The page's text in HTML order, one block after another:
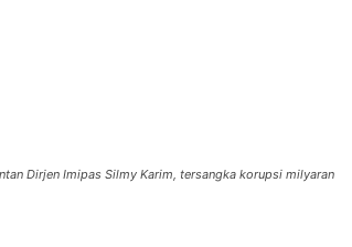
Dirjen Imipas Silmy Karim, tersangka korupsi milyaran